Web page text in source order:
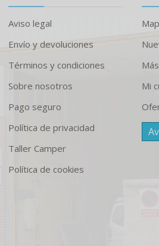
Aviso legal
Envío y devoluciones
Términos y condiciones
Sobre nosotros
Pago seguro
Política de privacidad
Taller Camper
Política de cookies
Mi